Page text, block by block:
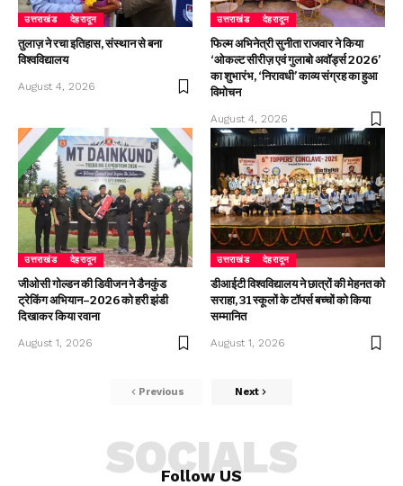
उत्तराखंड देहरादून
तुलाज़ ने रचा इतिहास, संस्थान से बना
विश्वविद्यालय
August 4, 2026
उत्तराखंड देहरादून
फिल्म अभिनेत्री सुनीता राजवार ने किया
‘ओकल्ट सीरीज़ एवं गुलाबो अवॉर्ड्स 2026’
का शुभारंभ, ‘निरावधी’ काव्य संग्रह का हुआ
विमोचन
August 4, 2026
उत्तराखंड देहरादून
जीओसी गोल्डन की डिवीजन ने डैनकुंड
ट्रेकिंग अभियान–2026 को हरी झंडी
दिखाकर किया रवाना
August 1, 2026
उत्तराखंड देहरादून
डीआईटी विश्वविद्यालय ने छात्रों की मेहनत को
सराहा, 31 स्कूलों के टॉपर्स बच्चों को किया
सम्मानित
August 1, 2026
Previous Next
Follow US
SOCIALS